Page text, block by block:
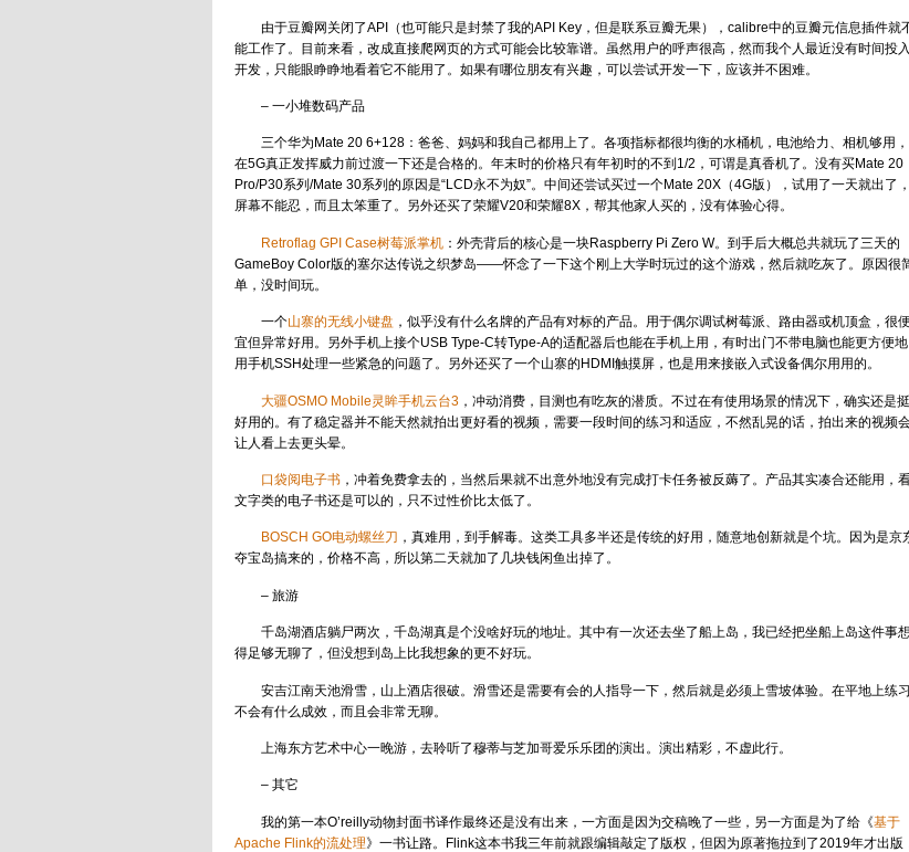
由于豆瓣网关闭了API（也可能只是封禁了我的API Key，但是联系豆瓣无果），calibre中的豆瓣元信息插件就
能工作了。目前来看，改成直接爬网页的方式可能会比较靠谱。虽然用户的呼声很高，然而我个人最近没有时间投入
开发，只能眼睁睁地看着它不能用了。如果有哪位朋友有兴趣，可以尝试开发一下，应该并不困难。
– 一小堆数码产品
三个华为Mate 20 6+128：爸爸、妈妈和我自己都用上了。各项指标都很均衡的水桶机，电池给力、相机够用，
在5G真正发挥威力前过渡一下还是合格的。年末时的价格只有年初时的不到1/2，可谓是真香机了。没有买Mate 20
Pro/P30系列/Mate 30系列的原因是“LCD永不为奴”。中间还尝试买过一个Mate 20X（4G版），试用了一天就出了，
屏幕不能忍，而且太笨重了。另外还买了荣耀V20和荣耀8X，帮其他家人买的，没有体验心得。
Retroflag GPI Case树莓派掌机 ：外壳背后的核心是一块Raspberry Pi Zero W。到手后大概总共就玩了三天的
GameBoy Color版的塞尔达传说之织梦岛——怀念了一下这个刚上大学时玩过的这个游戏，然后就吃灰了。原因很
单，没时间玩。
一个山寨的无线小键盘 ，似乎没有什么名牌的产品有对标的产品。用于偶尔调试树莓派、路由器或机顶盒，很
宜但异常好用。另外手机上接个USB Type-C转Type-A的适配器后也能在手机上用，有时出门不带电脑也能更方便地
用手机SSH处理一些紧急的问题了。另外还买了一个山寨的HDMI触摸屏，也是用来接嵌入式设备偶尔用用的。
大疆OSMO Mobile灵眸手机云台3 ，冲动消费，目测也有吃灰的潜质。不过在有使用场景的情况下，确实还是挺
好用的。有了稳定器并不能天然就拍出更好看的视频，需要一段时间的练习和适应，不然乱晃的话，拍出来的视频
让人看上去更头晕。
口袋阅电子书 ，冲着免费拿去的，当然后果就不出意外地没有完成打卡任务被反薅了。产品其实凑合还能用，
文字类的电子书还是可以的，只不过性价比太低了。
BOSCH GO电动螺丝刀 ，真难用，到手解毒。这类工具多半还是传统的好用，随意地创新就是个坑。因为是京
夺宝岛搞来的，价格不高，所以第二天就加了几块钱闲鱼出掉了。
– 旅游
千岛湖酒店躺尸两次，千岛湖真是个没啥好玩的地址。其中有一次还去坐了船上岛，我已经把坐船上岛这件事想
得足够无聊了，但没想到岛上比我想象的更不好玩。
安吉江南天池滑雪，山上酒店很破。滑雪还是需要有会的人指导一下，然后就是必须上雪坡体验。在平地上练习
不会有什么成效，而且会非常无聊。
上海东方艺术中心一晚游，去聆听了穆蒂与芝加哥爱乐乐团的演出。演出精彩，不虚此行。
– 其它
我的第一本O’reilly动物封面书译作最终还是没有出来，一方面是因为交稿晚了一些，另一方面是为了给《基于
Apache Flink的流处理》一书让路。Flink这本书我三年前就跟编辑敲定了版权，但因为原著拖拉到了2019年才出版